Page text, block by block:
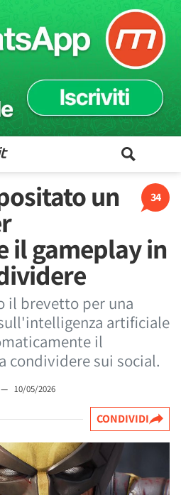
34
un
il gameplay in
il brevetto per una
artificiale
il
condividere sui social.
— 10/05/2026
CONDIVIDI